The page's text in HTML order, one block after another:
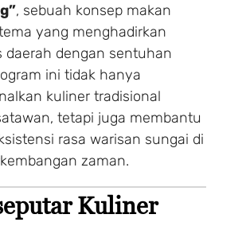
, sebuah konsep makan
yang menghadirkan
daerah dengan sentuhan
ini tidak hanya
kuliner tradisional
tetapi juga membantu
rasa warisan sungai di
zaman.
Kuliner